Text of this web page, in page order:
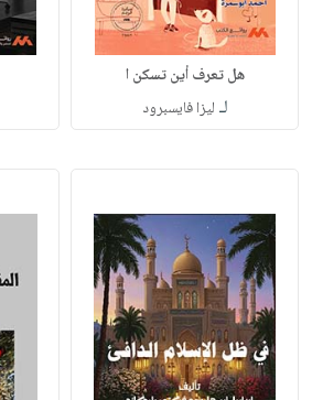
هل تعرف أين تسكن ا
لـ ليزا فايسبرود